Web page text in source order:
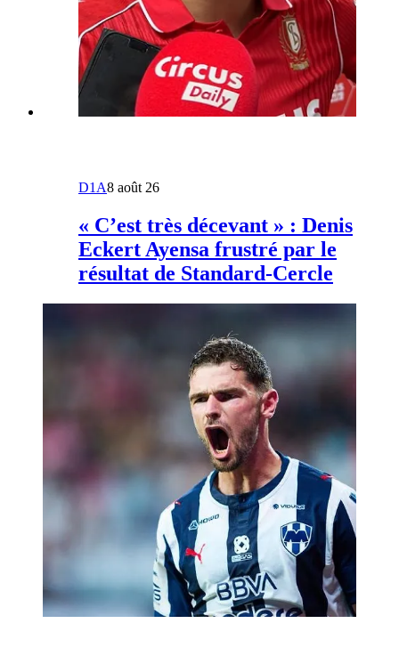
D1A8 août 26
« C’est très décevant » : Denis
Eckert Ayensa frustré par le
résultat de Standard-Cercle